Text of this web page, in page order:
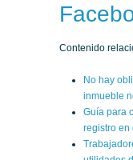
Contenido
No hay
inmueble
Guía para
registro en